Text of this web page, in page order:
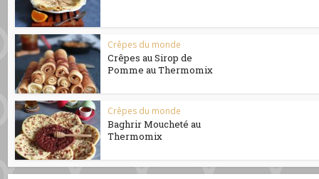
Crêpes du monde
Crêpes au Sirop de
Pomme au Thermomix
Crêpes du monde
Baghrir Moucheté au
Thermomix